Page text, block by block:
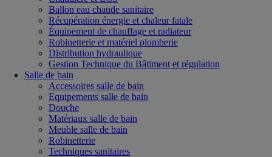
Ballon eau chaude sanitaire
Récupération énergie et chaleur fatale
Équipement de chauffage et radiateur
Robinetterie et matériel plomberie
Distribution hydraulique
Gestion Technique du Bâtiment et régulation
Salle de bain
Accessoires salle de bain
Equipements salle de bain
Douche
Matériaux salle de bain
Meuble salle de bain
Robinetterie
Techniques sanitaires